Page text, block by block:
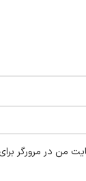
من در مرورگر